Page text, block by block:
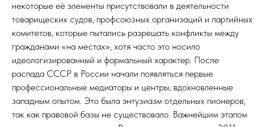
некоторые её элементы присутствовали в деятельности
товарищеских судов, профсоюзных организаций и партийных
комитетов, которые пытались разрешать конфликты между
гражданами «на местах», хотя часто это носило
идеологизированный и формальный характер. После
распада СССР в России начали появляться первые
профессиональные медиаторы и центры, вдохновленные
западным опытом. Это была энтузиазм отдельных пионеров,
так как правовой базы не существовало. Важнейшим этапом